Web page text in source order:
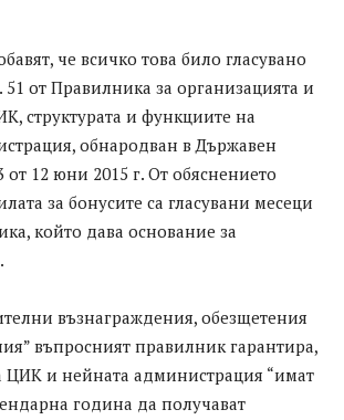
че всичко това било гласувано
51 от Правилника за организацията и
структурата и функциите на
обнародван в Държавен
от 12 юни 2015 г. От обяснението
за бонусите са гласувани месеци
който дава основание за
възнаграждения, обезщетения
въпросният правилник гарантира,
ЦИК и нейната администрация “имат
година да получават